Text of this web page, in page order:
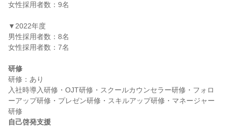
女性採用者数：9名
▼2022年度
男性採用者数：8名
女性採用者数：7名
研修
研修：あり
入社時導入研修・OJT研修・スクールカウンセラー研修・フォロ
ーアップ研修・プレゼン研修・スキルアップ研修・マネージャー
自己啓発支援